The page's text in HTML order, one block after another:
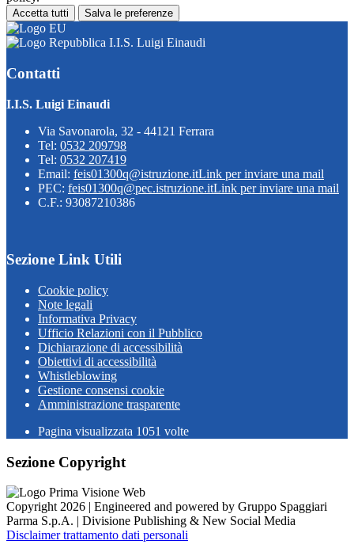
Accetta tutti Salva le preferenze
I.I.S. Luigi Einaudi
Contatti
I.I.S. Luigi Einaudi
Via Savonarola, 32 - 44121 Ferrara
Tel: 0532 209798
Tel: 0532 207419
Email: feis01300q@istruzione.itLink per inviare una mail
PEC: feis01300q@pec.istruzione.itLink per inviare una mail
C.F.: 93087210386
Sezione Link Utili
Cookie policy
Note legali
Informativa Privacy
Ufficio Relazioni con il Pubblico
Dichiarazione di accessibilità
Obiettivi di accessibilità
Whistleblowing
Gestione consensi cookie
Amministrazione trasparente
Pagina visualizzata 1051 volte
Sezione Copyright
Copyright 2026 | Engineered and powered by Gruppo Spaggiari
Parma S.p.A. | Divisione Publishing & New Social Media
Disclaimer trattamento dati personali